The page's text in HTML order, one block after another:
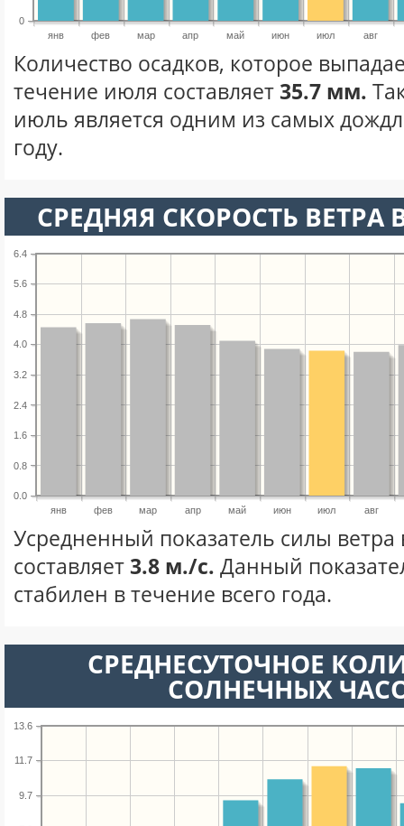
янв фев мар апр май июн июл авг
0
Количество осадков, которое
течение июля составляет35.7 мм.
июль является одним из самых
году.
СРЕДНЯЯ СКОРОСТЬ
янв фев мар апр май июн июл авг
0.0
0.8
1.6
2.4
3.2
4.0
4.8
5.6
6.4
Усредненный показатель силы
составляет3.8 м./с. Данный
стабилен в течение всего года.
СРЕДНЕСУТОЧНОЕ
СОЛНЕЧНЫХ
9.7
11.7
13.6